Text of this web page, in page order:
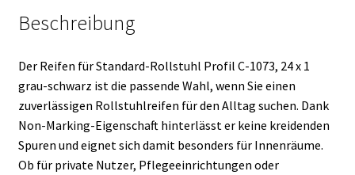
Beschreibung
Der Reifen für Standard-Rollstuhl Profil C-1073, 24 x 1
grau-schwarz ist die passende Wahl, wenn Sie einen
zuverlässigen Rollstuhlreifen für den Alltag suchen. Dank
Non-Marking-Eigenschaft hinterlässt er keine kreidenden
Spuren und eignet sich damit besonders für Innenräume.
Ob für private Nutzer, Pflegeeinrichtungen oder